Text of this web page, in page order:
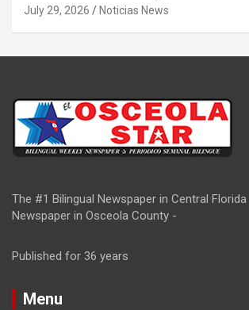
July 29, 2026 Noticias News
The #1 Bilingual Newspaper in Central
Newspaper in Osceola County -
Published for 36 years
Menu